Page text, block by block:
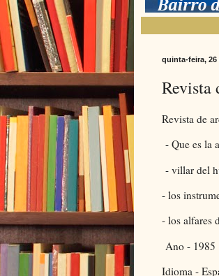
quinta-feira, 26
Revista
Revista de
- Que es la
- villar del
- los
- los alfares
Ano - 1985
Idioma -